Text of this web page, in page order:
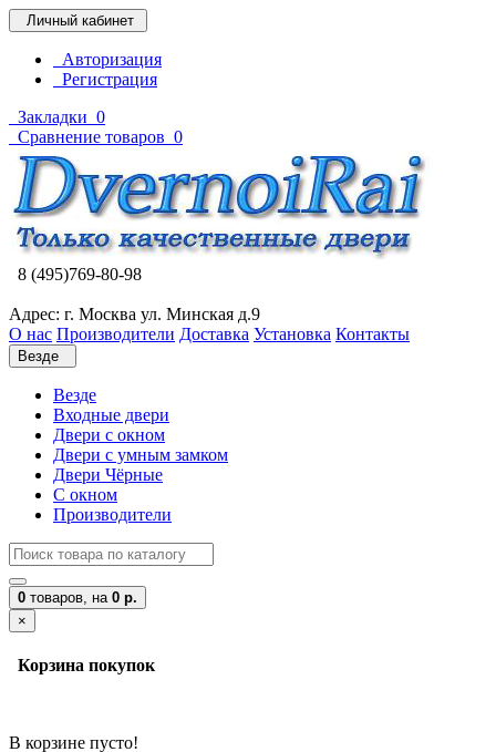
Личный кабинет
Авторизация
Регистрация
Закладки 0
Сравнение товаров 0
8 (495)769-80-98
Адрес: г. Москва ул. Минская д.9
О нас Производители Доставка Установка Контакты
Везде
Везде
Входные двери
Двери с окном
Двери с умным замком
Двери Чёрные
C окном
Производители
0 товаров, на 0 р.
×
Корзина покупок
В корзине пусто!